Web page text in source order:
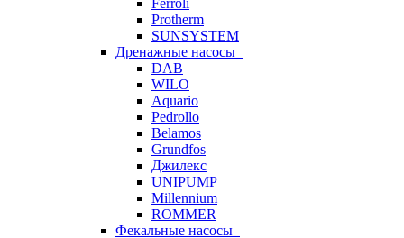
Ferroli
Protherm
SUNSYSTEM
Дренажные насосы
DAB
WILO
Aquario
Pedrollo
Belamos
Grundfos
Джилекс
UNIPUMP
Millennium
ROMMER
Фекальные насосы